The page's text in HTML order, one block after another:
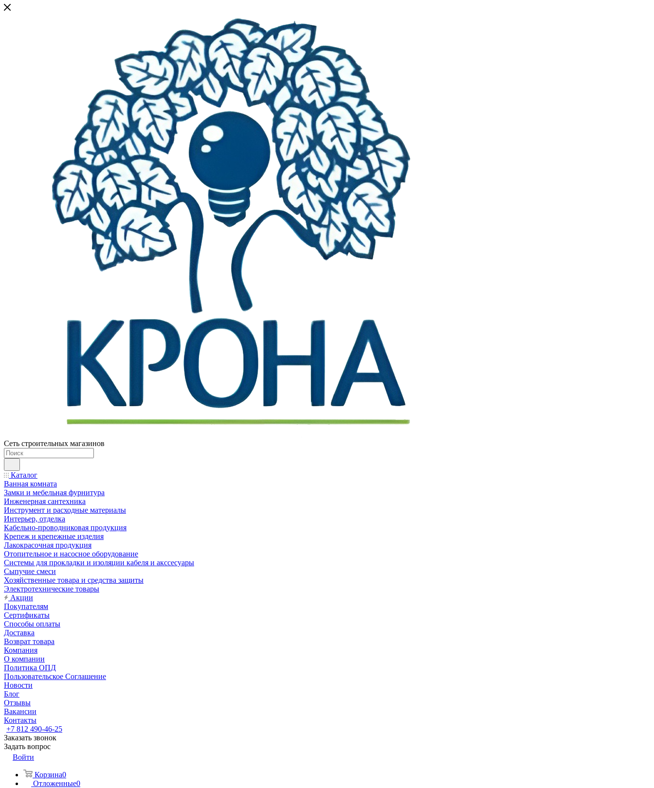
Сеть строительных магазинов
Каталог
Ванная комната
Замки и мебельная фурнитура
Инженерная сантехника
Инструмент и расходные материалы
Интерьер, отделка
Кабельно-проводниковая продукция
Крепеж и крепежные изделия
Лакокрасочная продукция
Отопительное и насосное оборудование
Системы для прокладки и изоляции кабеля и акссесуары
Сыпучие смеси
Хозяйственные товара и средства защиты
Электротехнические товары
Акции
Покупателям
Сертификаты
Способы оплаты
Доставка
Возврат товара
Компания
О компании
Политика ОПД
Пользовательское Соглашение
Новости
Блог
Отзывы
Вакансии
Контакты
+7 812 490-46-25
Заказать звонок
Задать вопрос
Войти
Корзина0
Отложенные0